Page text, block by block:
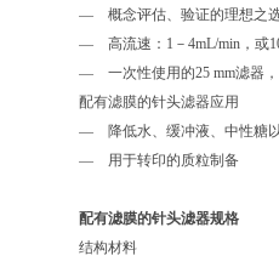
— 概念评估、验证的理想之
— 高流速：1－4mL/min，或
— 一次性使用的25 mm滤器
配有滤膜的针头滤器应用
— 降低水、缓冲液、中性糖
— 用于转印的质粒制备
配有滤膜的针头滤器规格
结构材料